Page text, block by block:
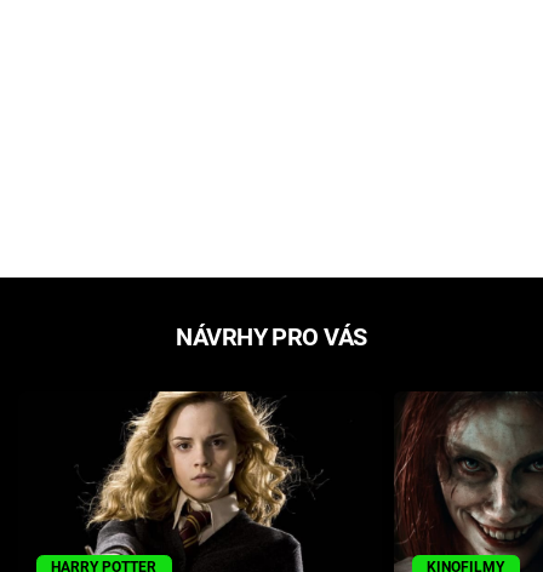
NÁVRHY PRO VÁS
HARRY POTTER KINOFILMY